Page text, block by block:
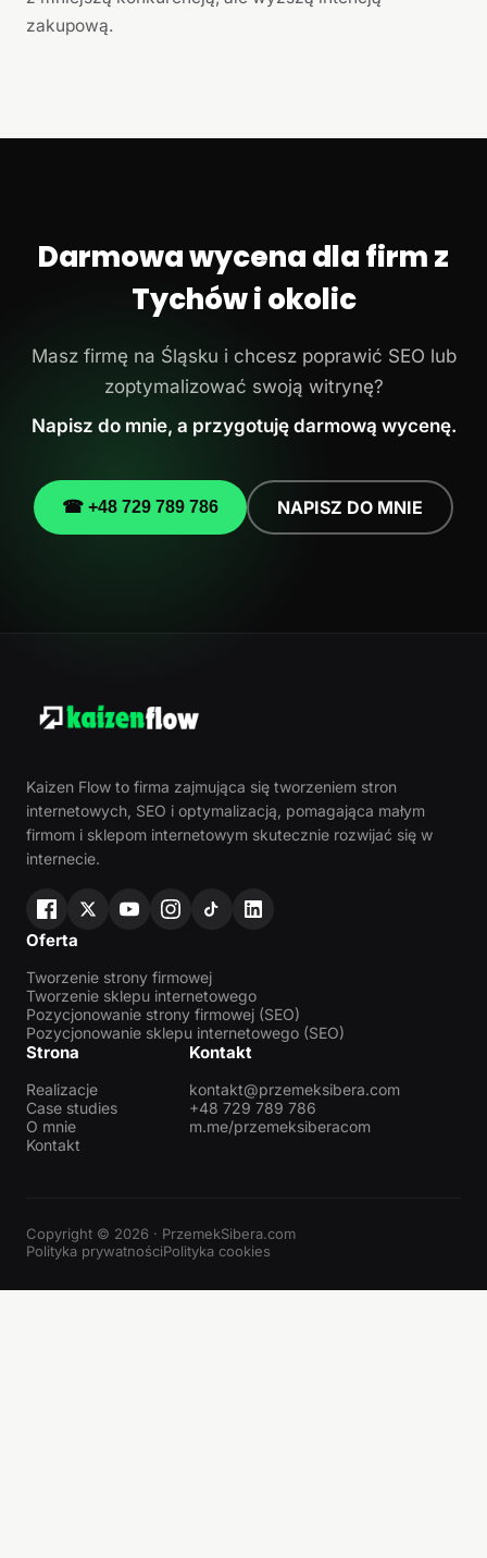
zakupową.
Darmowa wycena dla firm z
Tychów i okolic
Masz firmę na Śląsku i chcesz poprawić SEO lub
zoptymalizować swoją witrynę?
Napisz do mnie, a przygotuję darmową wycenę.
☎ +48 729 789 786 NAPISZ DO MNIE
Kaizen Flow to firma zajmująca się tworzeniem stron
internetowych, SEO i optymalizacją, pomagająca małym
firmom i sklepom internetowym skutecznie rozwijać się w
internecie.
Oferta
Tworzenie strony firmowej
Tworzenie sklepu internetowego
Pozycjonowanie strony firmowej (SEO)
Pozycjonowanie sklepu internetowego (SEO)
Strona
Realizacje
Case studies
O mnie
Kontakt
Kontakt
kontakt@przemeksibera.com
+48 729 789 786
m.me/przemeksiberacom
Copyright © 2026 · PrzemekSibera.com
Polityka prywatnościPolityka cookies